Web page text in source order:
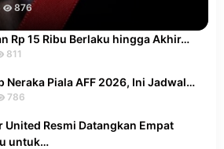
876
Rp 15 Ribu Berlaku hingga Akhir…
811
Neraka Piala AFF 2026, Ini Jadwal…
786
United Resmi Datangkan Empat
untuk…